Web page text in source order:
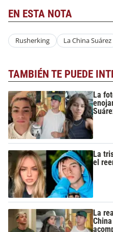
EN ESTA NOTA
Rusherking La China Suárez
TAMBIÉN TE PUEDE
La
La
el
La